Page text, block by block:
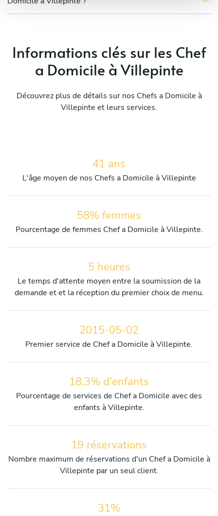
Informations clés sur les Chef
a Domicile à Villepinte
Découvrez plus de détails sur nos Chefs a Domicile à
Villepinte et leurs services.
41 ans
L'âge moyen de nos Chefs a Domicile à Villepinte
58% femmes
Pourcentage de femmes Chef a Domicile à Villepinte.
5 heures
Le temps d'attente moyen entre la soumission de la
demande et et la réception du premier choix de menu.
2015-05-02
Premier service de Chef a Domicile à Villepinte.
18,3% d'enfants
Pourcentage de services de Chef a Domicile avec des
enfants à Villepinte.
19 réservations
Nombre maximum de réservations d'un Chef a Domicile à
Villepinte par un seul client.
31%